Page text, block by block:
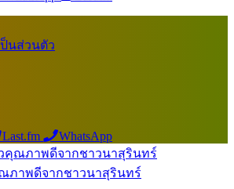
นส่วนตัว
Last.fm WhatsApp